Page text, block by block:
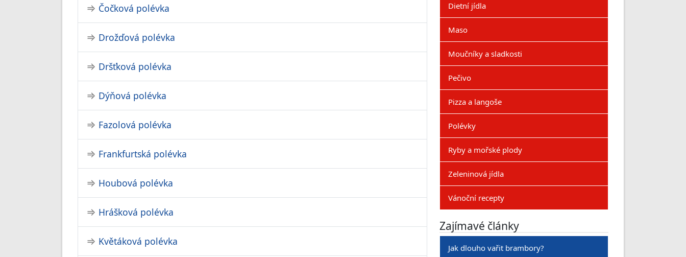
Čočková polévka
Drožďová polévka
Dršťková polévka
Dýňová polévka
Fazolová polévka
Frankfurtská polévka
Houbová polévka
Hrášková polévka
Květáková polévka
Dietní jídla
Maso
Moučníky a sladkosti
Pečivo
Pizza a langoše
Polévky
Ryby a mořské plody
Zeleninová jídla
Vánoční recepty
Zajímavé články
Jak dlouho vařit brambory?